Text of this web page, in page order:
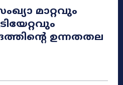
മാറ്റവും
ഉന്നതതല